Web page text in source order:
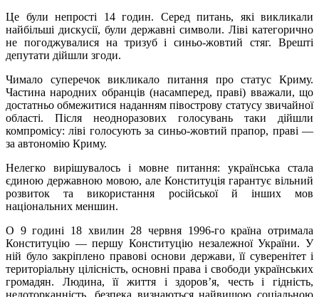
Це були непрості 14 годин. Серед питань, які викликали
найбільші дискусії, були державні символи. Ліві категорично
не погоджувалися на тризуб і синьо-жовтий стяг. Врешті
депутати дійшли згоди.
Чимало суперечок викликало питання про статус Криму.
Частина народних обранців (насамперед, праві) вважали, що
достатньо обмежитися наданням півострову статусу звичайної
області. Після неодноразових голосувань таки дійшли
компромісу: ліві голосують за синьо-жовтий прапор, праві —
за автономію Криму.
Нелегко вирішувалось і мовне питання: українська стала
єдиною державною мовою, але Конституція гарантує вільний
розвиток та використання російської й інших мов
національних меншин.
О 9 годині 18 хвилин 28 червня 1996-го країна отримала
Конституцію — першу Конституцію незалежної України. У
ній було закріплено правові основи держави, її суверенітет і
територіальну цілісність, основні права і свободи українських
громадян. Людина, її життя і здоров’я, честь і гідність,